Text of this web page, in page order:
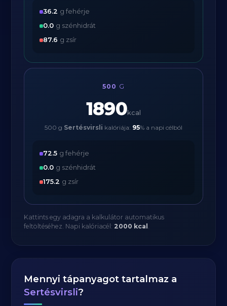
36.2 g fehérje
0.0 g szénhidrát
87.6 g zsír
500 G
1890kcal
500 g Sertésvirsli kalóriája: 95% a napi célból
72.5 g fehérje
0.0 g szénhidrát
175.2 g zsír
Kattints egy adagra a kalkulátor automatikus
feltöltéséhez. Napi kalóriacél: 2000 kcal .
Mennyi tápanyagot tartalmaz a
Sertésvirsli?